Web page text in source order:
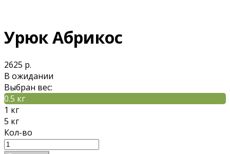
Урюк Абрикос
2625 р.
В ожидании
Выбран вес:
0.5 кг
1 кг
5 кг
Кол-во